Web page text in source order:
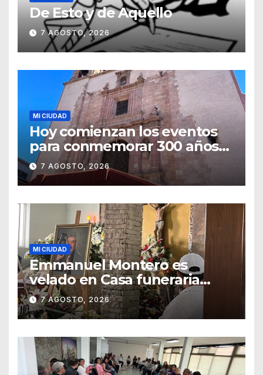
De Esto y de Aquello
7 AGOSTO, 2026
MI CIUDAD
Hoy comienzan los eventos
para conmemorar 300 años
del templo de San Roque
7 AGOSTO, 2026
MI CIUDAD
Emmanuel Montero es
velado en Casa funeraria
Forasté
7 AGOSTO, 2026